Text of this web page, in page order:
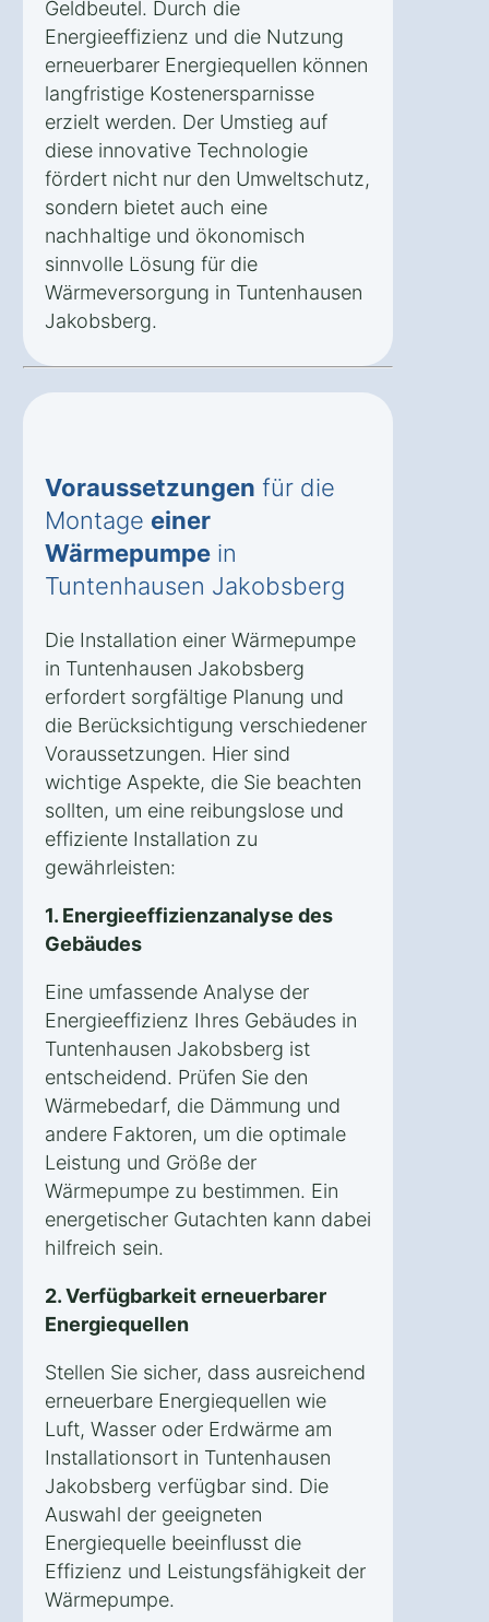
Geldbeutel. Durch die
Energieeffizienz und die Nutzung
erneuerbarer Energiequellen können
langfristige Kostenersparnisse
erzielt werden. Der Umstieg auf
diese innovative Technologie
fördert nicht nur den Umweltschutz,
sondern bietet auch eine
nachhaltige und ökonomisch
sinnvolle Lösung für die
Wärmeversorgung in Tuntenhausen
Jakobsberg.
Voraussetzungen für die
Montage einer
Wärmepumpe in
Tuntenhausen Jakobsberg
Die Installation einer Wärmepumpe
in Tuntenhausen Jakobsberg
erfordert sorgfältige Planung und
die Berücksichtigung verschiedener
Voraussetzungen. Hier sind
wichtige Aspekte, die Sie beachten
sollten, um eine reibungslose und
effiziente Installation zu
gewährleisten:
1. Energieeffizienzanalyse des
Gebäudes
Eine umfassende Analyse der
Energieeffizienz Ihres Gebäudes in
Tuntenhausen Jakobsberg ist
entscheidend. Prüfen Sie den
Wärmebedarf, die Dämmung und
andere Faktoren, um die optimale
Leistung und Größe der
Wärmepumpe zu bestimmen. Ein
energetischer Gutachten kann dabei
hilfreich sein.
2. Verfügbarkeit erneuerbarer
Energiequellen
Stellen Sie sicher, dass ausreichend
erneuerbare Energiequellen wie
Luft, Wasser oder Erdwärme am
Installationsort in Tuntenhausen
Jakobsberg verfügbar sind. Die
Auswahl der geeigneten
Energiequelle beeinflusst die
Effizienz und Leistungsfähigkeit der
Wärmepumpe.